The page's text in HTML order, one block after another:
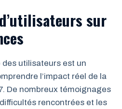
sur
des utilisateurs est un
l’impact réel de la
De nombreux témoignages
rencontrées et les